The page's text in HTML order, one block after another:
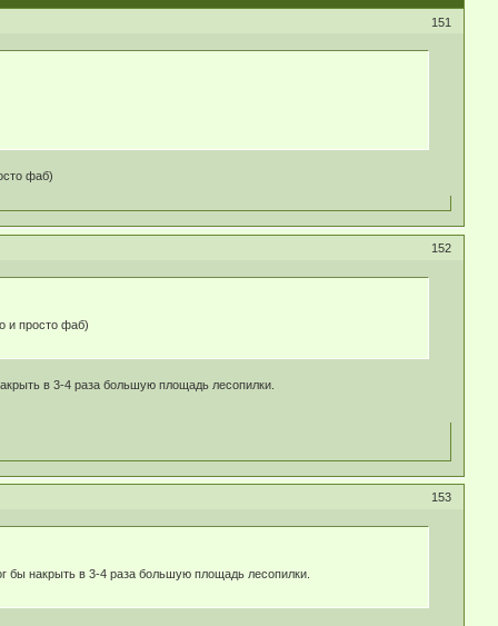
151
фаб)
152
и просто фаб)
в 3-4 раза большую площадь лесопилки.
153
бы накрыть в 3-4 раза большую площадь лесопилки.